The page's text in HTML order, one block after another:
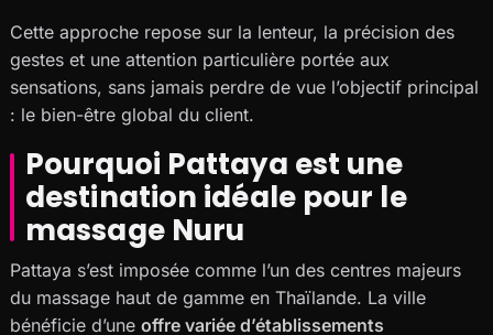
Cette approche repose sur la lenteur, la précision des
gestes et une attention particulière portée aux
sensations, sans jamais perdre de vue l’objectif principal
: le bien-être global du client.
Pourquoi Pattaya est une
destination idéale pour le
massage Nuru
Pattaya s’est imposée comme l’un des centres majeurs
du massage haut de gamme en Thaïlande. La ville
bénéficie d’une offre variée d’établissements